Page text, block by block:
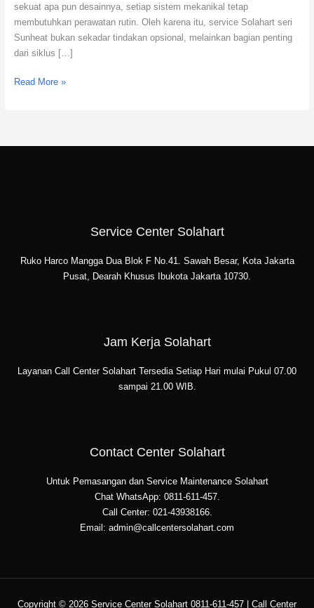
sekuat apa pun desainnya, setiap sistem mekanikal tetap
membutuhkan perawatan rutin. Oleh karena itu, service Solahart seri
Sunheat bukan sekadar tindakan opsional, melainkan bagian penting
dari siklus […]
Read More »
Service Center Solahart
Ruko Harco Mangga Dua Blok F No.41. Sawah Besar, Kota Jakarta
Pusat, Dearah Khusus Ibukota Jakarta 10730.
Jam Kerja Solahart
Layanan Call Center Solahart Tersedia Setiap Hari mulai Pukul 07.00
sampai 21.00 WIB.
Contact Center Solahart
Untuk Pemasangan dan Service Maintenance Solahart
Chat WhatsApp: 0811-611-457.
Call Center: 021-43938166.
Email: admin@callcentersolahart.com
Copyright © 2026 Service Center Solahart 0811-611-457 | Call Center